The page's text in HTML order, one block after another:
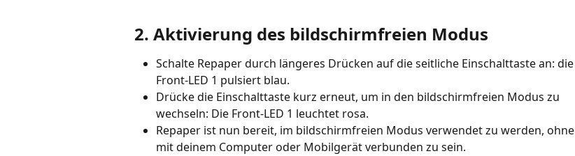
2. Aktivierung des bildschirmfreien Modus
Schalte Repaper durch längeres Drücken auf die seitliche Einschalttaste an: die
Front-LED 1 pulsiert blau.
Drücke die Einschalttaste kurz erneut, um in den bildschirmfreien Modus zu
wechseln: Die Front-LED 1 leuchtet rosa.
Repaper ist nun bereit, im bildschirmfreien Modus verwendet zu werden, ohne
mit deinem Computer oder Mobilgerät verbunden zu sein.